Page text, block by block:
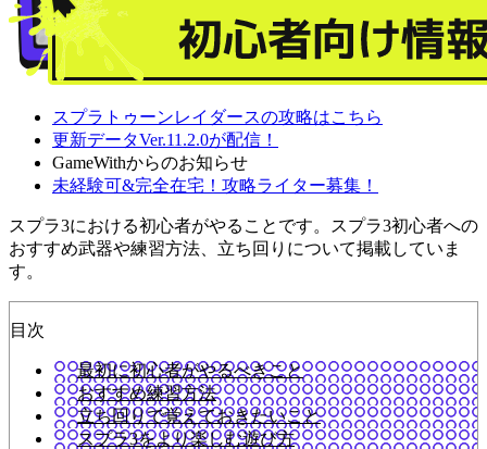
スプラトゥーンレイダースの攻略はこちら
更新データVer.11.2.0が配信！
GameWithからのお知らせ
未経験可&完全在宅！攻略ライター募集！
スプラ3における初心者がやることです。スプラ3初心者への
おすすめ武器や練習方法、立ち回りについて掲載していま
す。
目次
最初に初心者がやるべきこと
おすすめ練習方法
立ち回りで覚えておきたいこと
スプラ3をより楽しむ遊び方